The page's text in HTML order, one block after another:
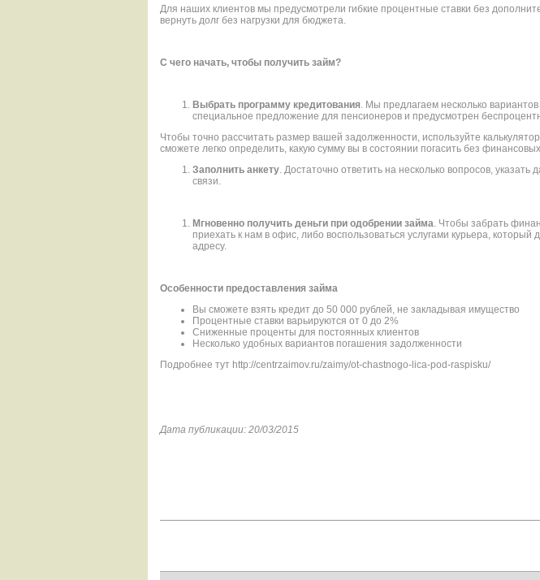
Для наших клиентов мы предусмотрели гибкие процентные ставки без
вернуть долг без нагрузки для бюджета.
С чего начать, чтобы получить займ?
Выбрать программу кредитования. Мы предлагаем несколько
специальное предложение для пенсионеров и предусмотрен
Чтобы точно рассчитать размер вашей задолженности, используйте
сможете легко определить, какую сумму вы в состоянии погасить без
Заполнить анкету. Достаточно ответить на несколько вопросов,
связи.
Мгновенно получить деньги при одобрении займа. Чтобы забрать
приехать к нам в офис, либо воспользоваться услугами курьера, который
адресу.
Особенности предоставления займа
Вы сможете взять кредит до 50 000 рублей, не закладывая имущество
Процентные ставки варьируются от 0 до 2%
Сниженные проценты для постоянных клиентов
Несколько удобных вариантов погашения задолженности
Подробнее тут http://centrzaimov.ru/zaimy/ot-chastnogo-lica-pod-raspisku/
Дата публикации: 20/03/2015